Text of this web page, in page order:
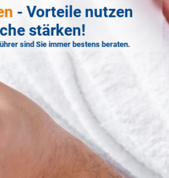
- Vorteile nutzen
stärken!
sind Sie immer bestens beraten.